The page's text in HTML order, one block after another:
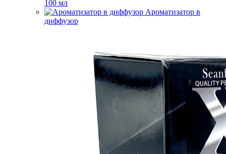
100 мл
Ароматизатор в
диффузор